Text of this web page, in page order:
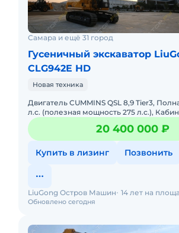
Самара и ещё 31 город
Гусеничный экскаватор
CLG942E HD
Новая техника
Двигатель CUMMINS QSL 8,9 Tier3,
л.с. (полезная мощность 275 л.с.),
интегрированной защитой ROPS (ISO
движения, пр
20 400 000 ₽
Купить в лизинг Позвонить
Обновлено сегодня
LiuGong Остров Машин 14 лет на